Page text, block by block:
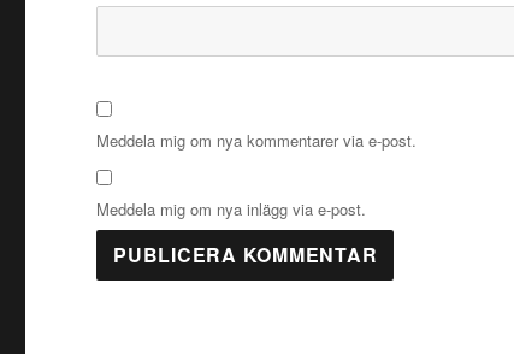
Meddela mig om nya kommentarer via e-post.
Meddela mig om nya inlägg via e-post.